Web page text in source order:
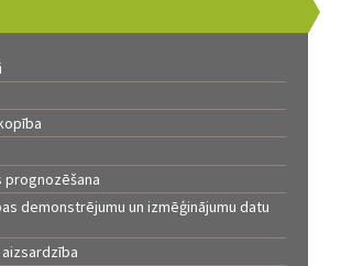
prognozēšana
demonstrējumu un izmēģinājumu datu